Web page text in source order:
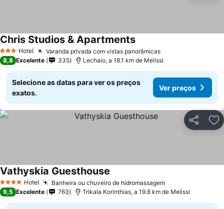
3 EstrelasHotel Varanda privada com vistas panorâmicas
Chris Studios & Apartments
8,8 Excelente 335 Lechaio, a 18.1 km de Melissi
Selecione as datas para ver os preços
exatos.
Ver preços
Partilhar
4 EstrelasHotel Banheira ou chuveiro de hidromassagem
Vathyskia Guesthouse
9,5 Excelente 763 Trikala Korinthias, a 19.8 km de Melissi